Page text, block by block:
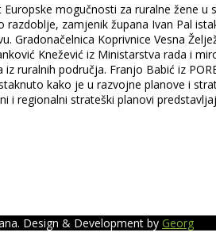
mogučnosti za ruralne žene
razdoblje, zamjenik župana Ivan Pal
Gradonačelnica Koprivnice Vesna
Knežević iz Ministarstva rada i
ruralnih područja. Franjo Babić iz
kako je u razvojne planove i
i regionalni strateški planovi
Design & Development by Georg